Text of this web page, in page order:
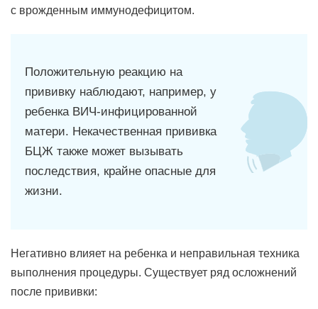
с врожденным иммунодефицитом.
Положительную реакцию на
прививку наблюдают, например, у
ребенка ВИЧ-инфицированной
матери. Некачественная прививка
БЦЖ также может вызывать
последствия, крайне опасные для
жизни.
Негативно влияет на ребенка и неправильная техника
выполнения процедуры. Существует ряд осложнений
после прививки: